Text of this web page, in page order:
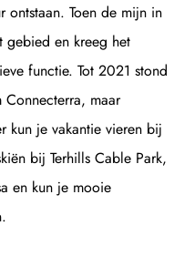
ontstaan. Toen de mijn in
gebied en kreeg het
functie. Tot 2021 stond
maar
kun je vakantie vieren bij
bij Terhills Cable Park,
en kun je mooie